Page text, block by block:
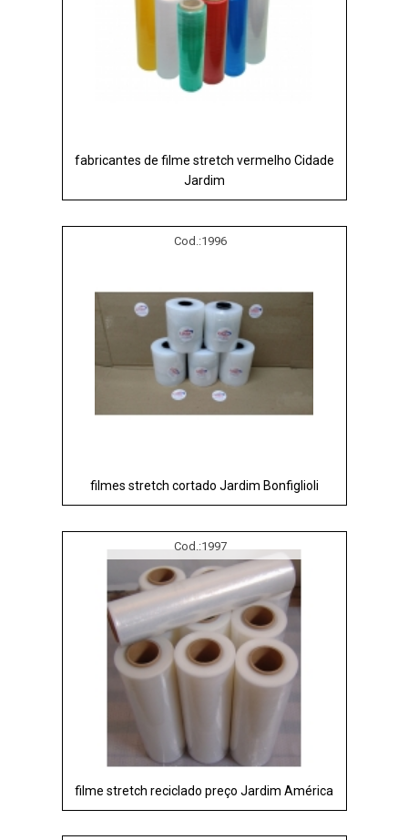
fabricantes de filme stretch vermelho Cidade
Jardim
Cod.:1996
filmes stretch cortado Jardim Bonfiglioli
Cod.:1997
filme stretch reciclado preço Jardim América